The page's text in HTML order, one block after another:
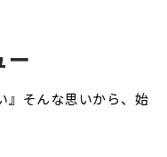
ー
』そんな思いから、始